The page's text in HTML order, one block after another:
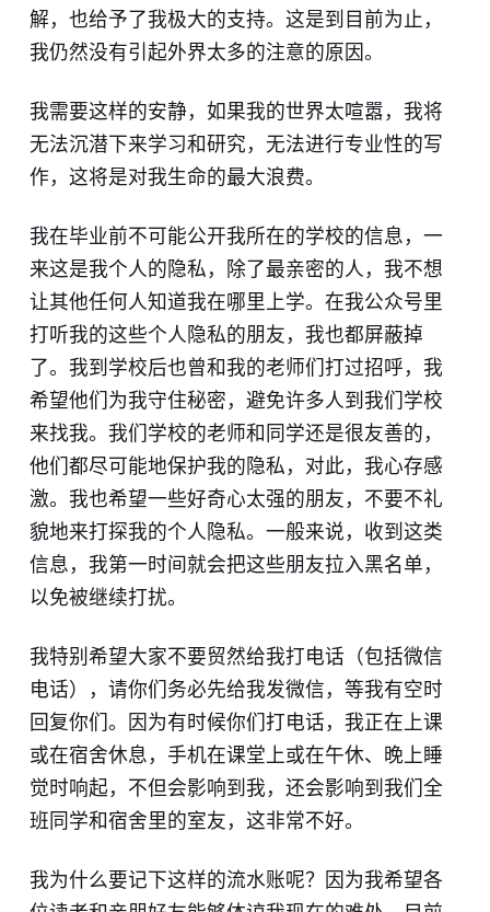
解，也给予了我极大的支持。这是到目前为止，
我仍然没有引起外界太多的注意的原因。
我需要这样的安静，如果我的世界太喧嚣，我将
无法沉潜下来学习和研究，无法进行专业性的写
作，这将是对我生命的最大浪费。
我在毕业前不可能公开我所在的学校的信息，一
来这是我个人的隐私，除了最亲密的人，我不想
让其他任何人知道我在哪里上学。在我公众号里
打听我的这些个人隐私的朋友，我也都屏蔽掉
了。我到学校后也曾和我的老师们打过招呼，我
希望他们为我守住秘密，避免许多人到我们学校
来找我。我们学校的老师和同学还是很友善的，
他们都尽可能地保护我的隐私，对此，我心存感
激。我也希望一些好奇心太强的朋友，不要不礼
貌地来打探我的个人隐私。一般来说，收到这类
信息，我第一时间就会把这些朋友拉入黑名单，
以免被继续打扰。
我特别希望大家不要贸然给我打电话（包括微信
电话），请你们务必先给我发微信，等我有空时
回复你们。因为有时候你们打电话，我正在上课
或在宿舍休息，手机在课堂上或在午休、晚上睡
觉时响起，不但会影响到我，还会影响到我们全
班同学和宿舍里的室友，这非常不好。
我为什么要记下这样的流水账呢？因为我希望各